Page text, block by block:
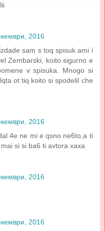
2016
sam s toq spisuk ami i
Zembarski, koito sigurno e
v spisuka. Mnogo si
ot tiq koito si spodelil che
2016
4e ne mi e qsno ne6to,a ti
si si ba6 ti avtora xaxa
2016
2016